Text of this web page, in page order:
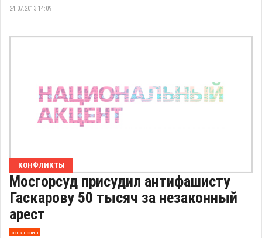
24.07.2013 14:09
КОНФЛИКТЫ
Мосгорсуд присудил антифашисту
Гаскарову 50 тысяч за незаконный
арест
эксклюзив